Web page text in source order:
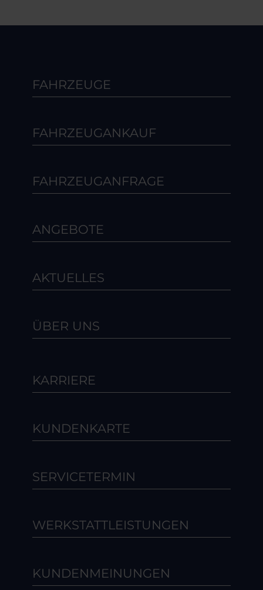
FAHRZEUGE
FAHRZEUGANKAUF
FAHRZEUGANFRAGE
ANGEBOTE
AKTUELLES
ÜBER UNS
KARRIERE
KUNDENKARTE
SERVICETERMIN
WERKSTATTLEISTUNGEN
KUNDENMEINUNGEN